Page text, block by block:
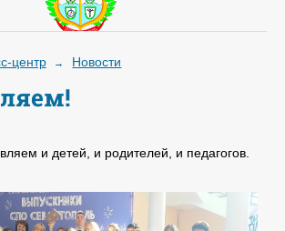
центр → Новости
и детей, и родителей, и педагогов.